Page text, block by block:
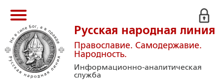
Русская народная линия
Православие. Самодержавие.
Народность.
Информационно-аналитическая
служба